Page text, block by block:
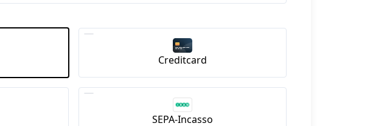
Creditcard
SEPA-Incasso